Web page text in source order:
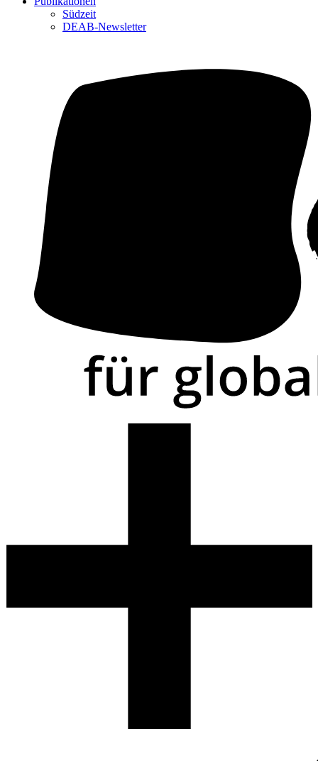
Südzeit
DEAB-Newsletter